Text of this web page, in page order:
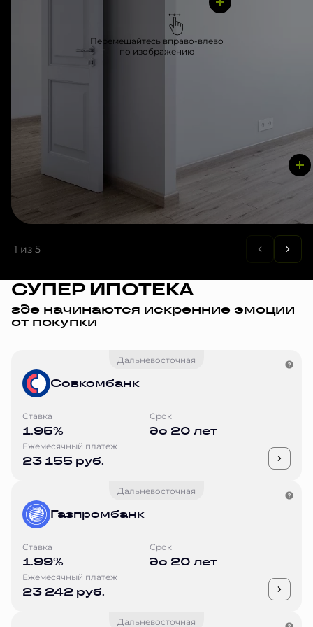
Перемещайтесь вправо-влево
по изображению
1 из 5
СУПЕР ИПОТЕКА
где начинаются искренние эмоции
от покупки
Дальневосточная
Совкомбанк
Ставка
1.95%
Срок
до 20 лет
Ежемесячный платеж
23 155 руб.
Дальневосточная
Газпромбанк
Ставка
1.99%
Срок
до 20 лет
Ежемесячный платеж
23 242 руб.
Дальневосточная